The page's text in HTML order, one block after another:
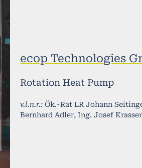
ecop Technologies
Rotation Heat Pump
v.l.n.r.: Ök.-Rat LR Johann
Bernhard Adler, Ing. Josef